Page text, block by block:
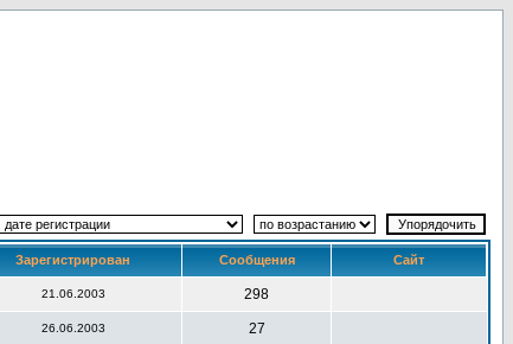
Зарегистрирован Сообщения Сайт
21.06.2003 298
26.06.2003 27